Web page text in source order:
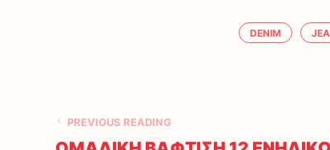
DENIM
PREVIOUS READING